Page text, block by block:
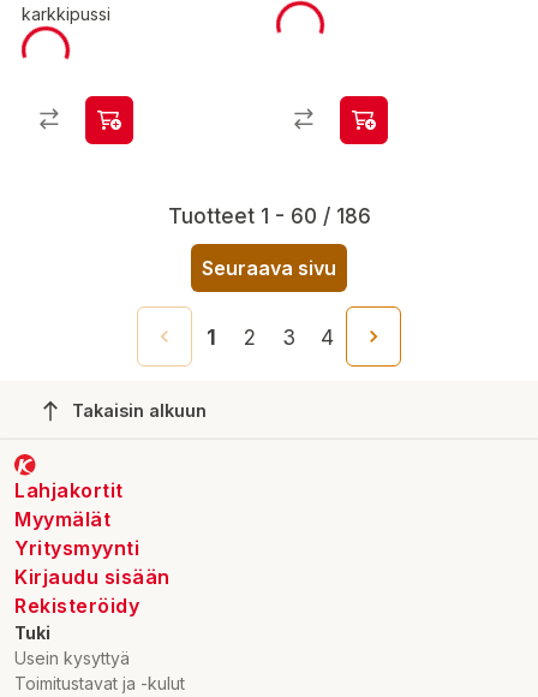
karkkipussi
Tuotteet 1 - 60 / 186
Seuraava sivu
1 2 3 4
Takaisin alkuun
Lahjakortit
Myymälät
Yritysmyynti
Kirjaudu sisään
Rekisteröidy
Tuki
Usein kysyttyä
Toimitustavat ja -kulut